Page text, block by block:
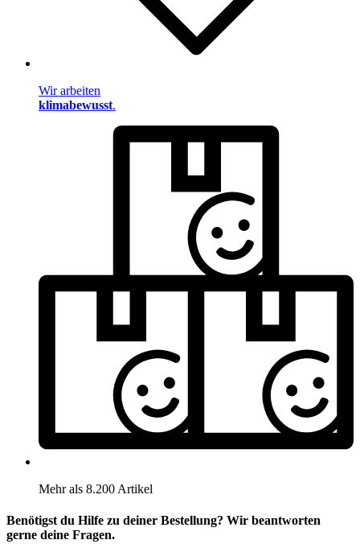
Wir arbeiten
klimabewusst.
Mehr als 8.200 Artikel
Benötigst du Hilfe zu deiner Bestellung? Wir beantworten
gerne deine Fragen.